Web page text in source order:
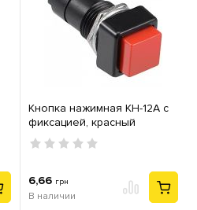
Кнопка нажимная КН-12А с
фиксацией, красный
6,66 грн
В наличии